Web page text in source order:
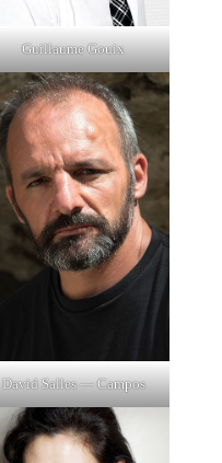
Guillaume Gouix
David Salles — Campos